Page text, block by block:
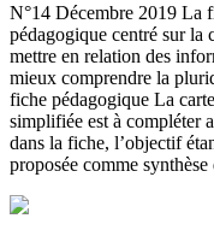
N°14 Décembre 2019 La
pédagogique centré sur la
mettre en relation des
mieux comprendre la
fiche pédagogique La
simplifiée est à compléter
dans la fiche, l’objectif
proposée comme